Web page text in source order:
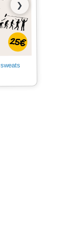
❯
sweats